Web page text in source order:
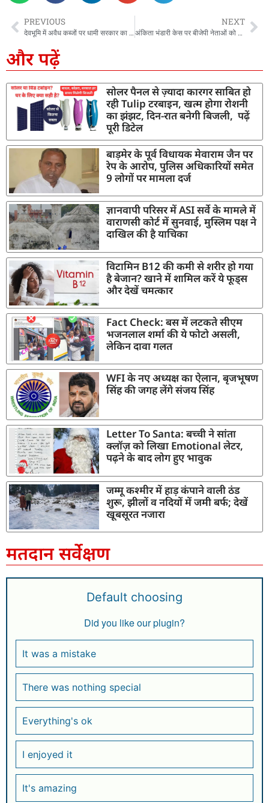
PREVIOUS
देवभूमि में अवैध कब्जों पर धामी सरकार का बुलडोजर एक्शन, 10 हजार एकड़ जमीन करवाई अतिक्रमण मुक्त
NEXT
अंकिता भंडारी केस पर बीजेपी नेताओं को विरोध! सांसद अजय भट्ट को दिखाए गए काले झंडे
और पढ़ें
सोलर पैनल से ज़्यादा कारगर साबित हो
रही Tulip टरबाइन, खत्म होगा रोशनी
का झंझट, दिन-रात बनेगी बिजली, पढ़ें
पूरी डिटेल
बाड़मेर के पूर्व विधायक मेवाराम जैन पर
रेप के आरोप, पुलिस अधिकारियों समेत
9 लोगों पर मामला दर्ज
ज्ञानवापी परिसर में ASI सर्वे के मामले में
वाराणसी कोर्ट में सुनवाई, मुस्लिम पक्ष ने
दाखिल की है याचिका
विटामिन B12 की कमी से शरीर हो गया
है बेजान? खाने में शामिल करें ये फूड्स
और देखें चमत्कार
Fact Check: बस में लटकते सीएम
भजनलाल शर्मा की ये फोटो असली,
लेकिन दावा गलत
WFI के नए अध्यक्ष का ऐलान, बृजभूषण
सिंह की जगह लेंगे संजय सिंह
Letter To Santa: बच्ची ने सांता
क्लॉज़ को लिखा Emotional लेटर,
पढ़ने के बाद लोग हुए भावुक
जम्मू कश्मीर में हाड़ कंपाने वाली ठंड
शुरू, झीलों व नदियों में जमी बर्फ; देखें
खूबसूरत नजारा
मतदान सर्वेक्षण
Default choosing
Did you like our plugin?
It was a mistake
There was nothing special
Everything's ok
I enjoyed it
It's amazing